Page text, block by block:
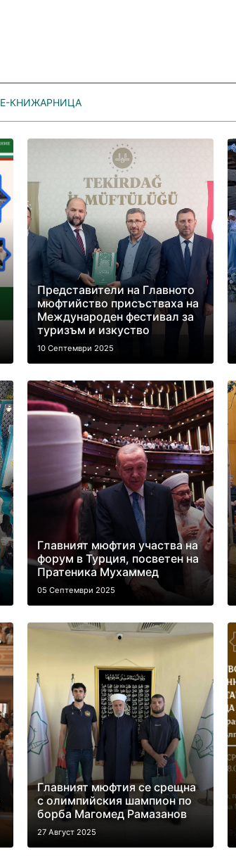
Е-КНИЖАРНИЦА
Представители на Главното
мюфтийство присъстваха на
Международен фестивал за
туризъм и изкуство
10 Септември 2025
Главният мюфтия участва на
форум в Турция, посветен на
Пратеника Мухаммед
05 Септември 2025
Главният мюфтия се срещна
с олимпийския шампион по
борба Магомед Рамазанов
27 Август 2025